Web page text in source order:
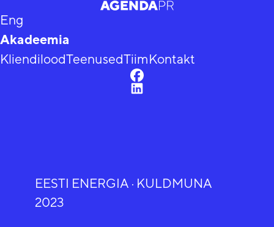
Eng
Akadeemia
KliendiloodTeenusedTiimKontakt
EESTI ENERGIA · KULDMUNA
2023